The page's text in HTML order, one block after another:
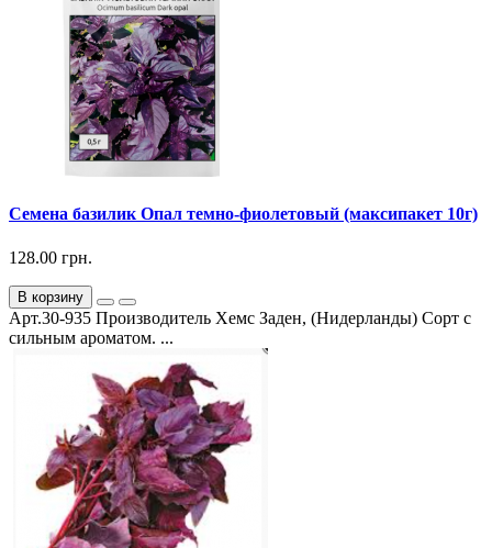
Семена базилик Опал темно-фиолетовый (максипакет 10г)
128.00 грн.
В корзину
Арт.30-935 Производитель Хемс Заден, (Нидерланды) Сорт с
сильным ароматом. ...